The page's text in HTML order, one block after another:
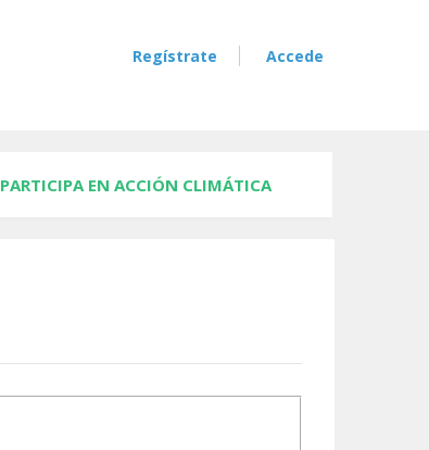
Regístrate Accede
PARTICIPA EN ACCIÓN CLIMÁTICA